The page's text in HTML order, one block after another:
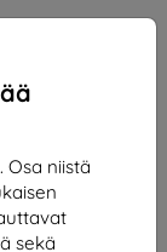
niistä
sekä